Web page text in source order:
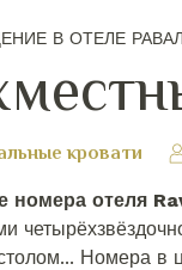
В ОТЕЛЕ
кровати
номера отеля
Номера в